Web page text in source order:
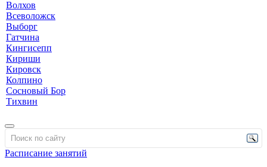
Волхов
Всеволожск
Выборг
Гатчина
Кингисепп
Кириши
Кировск
Колпино
Сосновый Бор
Тихвин
Расписание занятий